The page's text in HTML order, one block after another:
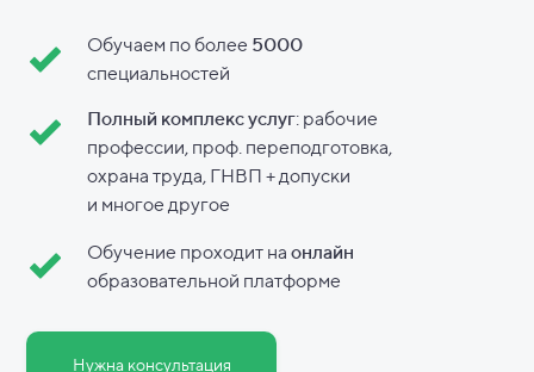
Нужна консультация
Обучаем по более 5000
специальностей
Обучение проходит наонлайн
образовательной платформе
Полный комплекс услуг: рабочие
профессии, проф. переподготовка,
охрана труда, ГНВП + допуски
и многое другое